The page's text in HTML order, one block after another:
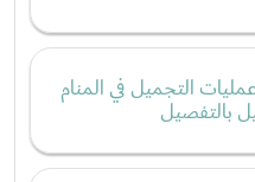
التجميل في المنام
بالتفصيل